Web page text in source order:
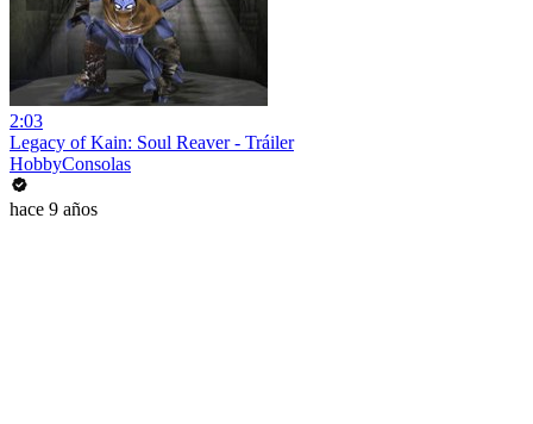
2:03
Legacy of Kain: Soul Reaver - Tráiler
HobbyConsolas
hace 9 años